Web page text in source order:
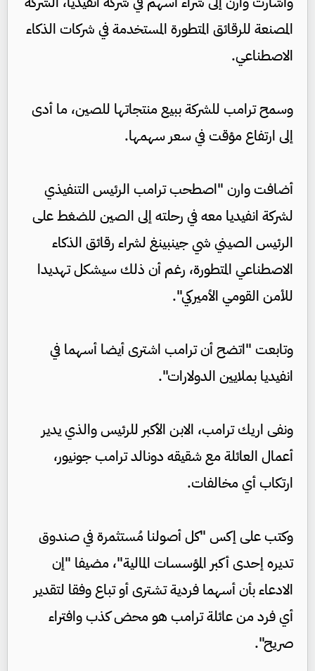
المصنعة للرقائق المتطورة المستخدمة في شركات الذكاء
الاصطناعي.
وسمح ترامب للشركة ببيع منتجاتها للصين، ما أدى
إلى ارتفاع مؤقت في سعر سهمها.
أضافت وارن "اصطحب ترامب الرئيس التنفيذي
لشركة انفيديا معه في رحلته إلى الصين للضغط على
الرئيس الصيني شي جينبينغ لشراء رقائق الذكاء
الاصطناعي المتطورة، رغم أن ذلك سيشكل تهديدا
للأمن القومي الأميركي".
وتابعت "اتضح أن ترامب اشترى أيضا أسهما في
انفيديا بملايين الدولارات".
ونفى اريك ترامب، الابن الأكبر للرئيس والذي يدير
أعمال العائلة مع شقيقه دونالد ترامب جونيور،
ارتكاب أي مخالفات.
وكتب على إكس "كل أصولنا مُستثمرة في صندوق
تديره إحدى أكبر المؤسسات المالية"، مضيفا "إن
الادعاء بأن أسهما فردية تشترى أو تباع وفقا لتقدير
أي فرد من عائلة ترامب هو محض كذب وافتراء
صريح".